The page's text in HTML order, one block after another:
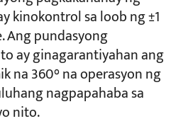
kinokontrol sa loob ng ±1
Ang pundasyong
ay ginagarantiyahan ang
na 360° na operasyon ng
nagpapahaba sa
nito.